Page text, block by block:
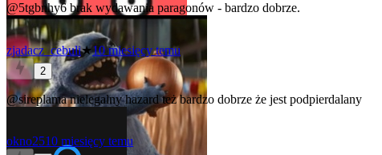
@5tgbnhy6 brak wydawania paragonów - bardzo dobrze.
zjadacz_cebuli★10 miesięcy temu
2
@sireplamanielegalny hazard też bardzo dobrze że jest podpierdalany
okno2510 miesięcy temu